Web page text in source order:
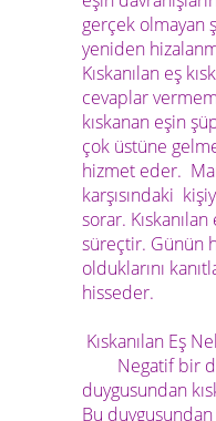
gerçek olmayan
yeniden
Kıskanılan eş
cevaplar
kıskanan eşin
çok üstüne
hizmet eder.
karşısındaki
sorar.
süreçtir. Günün
olduklarını
hisseder.
Kıskanılan Eş
Negatif bir
duygusundan
Bu